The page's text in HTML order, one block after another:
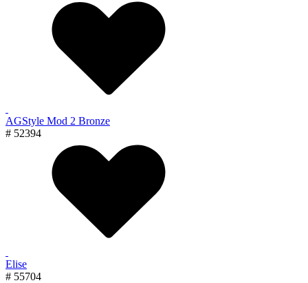
AGStyle Mod 2 Bronze
# 52394
Elise
# 55704